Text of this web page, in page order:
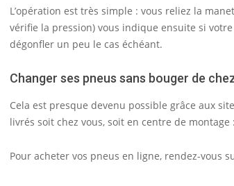
L’opération est très simple : vous reliez la
vérifie la pression) vous indique ensuite si
dégonfler un peu le cas échéant.
Changer ses pneus sans bouger de
Cela est presque devenu possible grâce aux
livrés soit chez vous, soit en centre de
Pour acheter vos pneus en ligne, rendez-vous